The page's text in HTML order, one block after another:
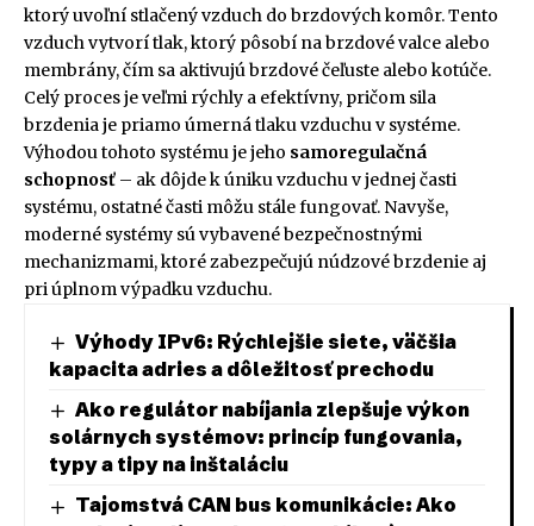
ktorý uvoľní stlačený vzduch do brzdových komôr. Tento
vzduch vytvorí tlak, ktorý pôsobí na brzdové valce alebo
membrány, čím sa aktivujú brzdové čeľuste alebo kotúče.
Celý proces je veľmi rýchly a efektívny, pričom sila
brzdenia je priamo úmerná tlaku vzduchu v systéme.
Výhodou tohoto systému je jeho samoregulačná
schopnosť – ak dôjde k úniku vzduchu v jednej časti
systému, ostatné časti môžu stále fungovať. Navyše,
moderné systémy sú vybavené bezpečnostnými
mechanizmami, ktoré zabezpečujú núdzové brzdenie aj
pri úplnom výpadku vzduchu.
Výhody IPv6: Rýchlejšie siete, väčšia
kapacita adries a dôležitosť prechodu
Ako regulátor nabíjania zlepšuje výkon
solárnych systémov: princíp fungovania,
typy a tipy na inštaláciu
Tajomstvá CAN bus komunikácie: Ako